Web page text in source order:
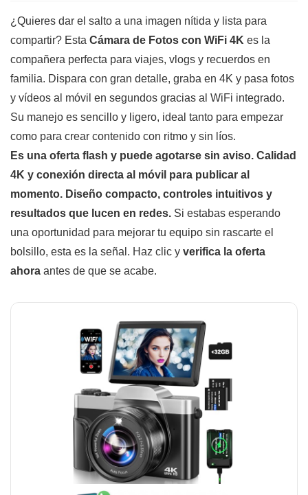
¿Quieres dar el salto a una imagen nítida y lista para
compartir? Esta Cámara de Fotos con WiFi 4K es la
compañera perfecta para viajes, vlogs y recuerdos en
familia. Dispara con gran detalle, graba en 4K y pasa fotos
y vídeos al móvil en segundos gracias al WiFi integrado.
Su manejo es sencillo y ligero, ideal tanto para empezar
como para crear contenido con ritmo y sin líos.
Es una oferta flash y puede agotarse sin aviso. Calidad
4K y conexión directa al móvil para publicar al
momento. Diseño compacto, controles intuitivos y
resultados que lucen en redes. Si estabas esperando
una oportunidad para mejorar tu equipo sin rascarte el
bolsillo, esta es la señal. Haz clic y verifica la oferta
ahora antes de que se acabe.